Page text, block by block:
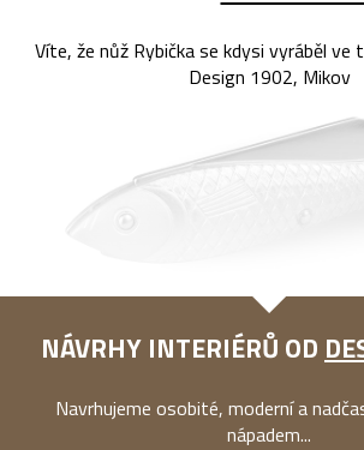
Víte, že nůž Rybička se kdysi vyráběl ve
Design 1902, Mikov
NÁVRHY INTERIÉRŮ OD
Navrhujeme osobité, moderní a
nápadem...